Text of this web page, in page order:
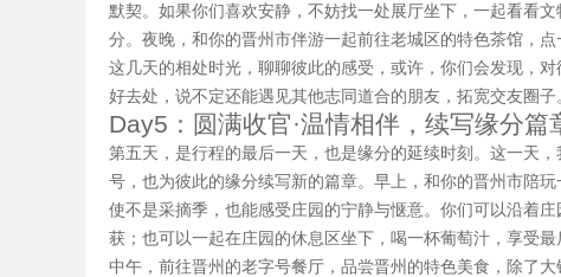
默契。如果你们喜欢安静，不妨找一处展厅坐下，一起看看
分。夜晚，和你的晋州市伴游一起前往老城区的特色茶馆，
这几天的相处时光，聊聊彼此的感受，或许，你们会发现，
好去处，说不定还能遇见其他志同道合的朋友，拓宽交友圈子
Day5：圆满收官·温情相伴，续写缘分篇
第五天，是行程的最后一天，也是缘分的延续时刻。这一天
号，也为彼此的缘分续写新的篇章。早上，和你的晋州市陪
使不是采摘季，也能感受庄园的宁静与惬意。你们可以沿着
获；也可以一起在庄园的休息区坐下，喝一杯葡萄汁，享受最
中午，前往晋州的老字号餐厅，品尝晋州的特色美食，除了